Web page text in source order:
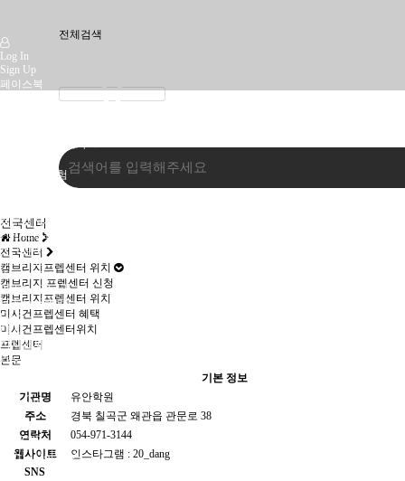
Log In
Sign Up
페이스북
캠브리지 시험
캠브리지시험
Pre-A1 Starters
A1 Movers
A2 Flyers
KET for Schools
PET for Schools
FCE for Schools
CAE
CPE
미시건시험
Pre-A1 Bronze
MET Go!
B2 ECCE
C2 ECPE
영어강사시험
전체검색
전국센터
Home
전국센터
캠브리지프렙센터 위치
캠브리지 프렙센터 신청
캠브리지프렙센터 위치
미시건프렙센터 혜택
미시건프렙센터위치
프렙센터
본문
기본 정보
기관명
유안학원
주소
경북 칠곡군 왜관읍 관문로 38
연락처
054-971-3144
웹사이트
인스타그램 : 20_dang
SNS